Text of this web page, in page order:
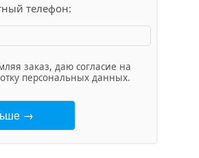
телефон:
заказ, даю согласие на
персональных данных.